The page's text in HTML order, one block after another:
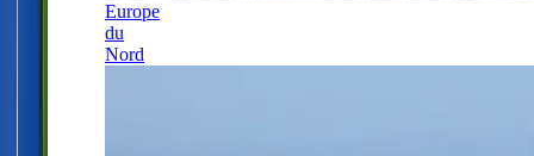
Europe
du
Nord